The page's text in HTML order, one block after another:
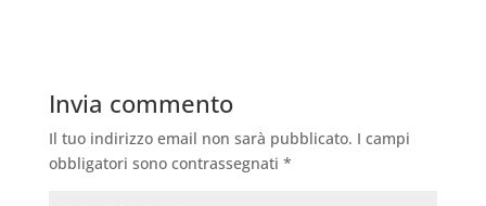
Invia commento
Il tuo indirizzo email non sarà pubblicato. I campi
obbligatori sono contrassegnati *